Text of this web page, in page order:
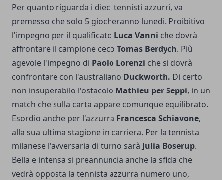
Per quanto riguarda i dieci tennisti azzurri, va
premesso che solo 5 giocheranno lunedi. Proibitivo
l'impegno per il qualificato Luca Vanni che dovrà
affrontare il campione ceco Tomas Berdych. Più
agevole l'impegno di Paolo Lorenzi che si dovrà
confrontare con l'australiano Duckworth. Di certo
non insuperabilo l'ostacolo Mathieu per Seppi, in un
match che sulla carta appare comunque equilibrato.
Esordio anche per l'azzurra Francesca Schiavone,
alla sua ultima stagione in carriera. Per la tennista
milanese l'avversaria di turno sarà Julia Boserup.
Bella e intensa si preannuncia anche la sfida che
vedrà opposta la tennista azzurra numero uno,